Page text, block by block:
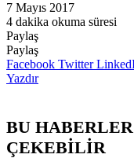
7 Mayıs 2017
4 dakika okuma süresi
Paylaş
Facebook
Twitter
LinkedIn
Pinterest
Messenger
Messenger
WhatsApp
Telegram
E-
Posta
ile
Yazdır
Paylaş
Facebook Twitter
Yazdır
BU
ÇEKEBİLİR